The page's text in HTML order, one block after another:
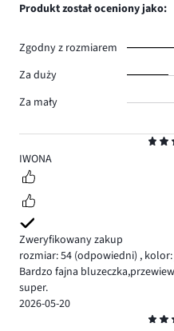
5
IWONA
Zweryfikowany zakup
rozmiar: 54 (odpowiedni) ,
Bardzo fajna
super.
2026-05-20
Produkt został oceniony jako:
Zgodny z rozmiarem
Za duży
Za mały